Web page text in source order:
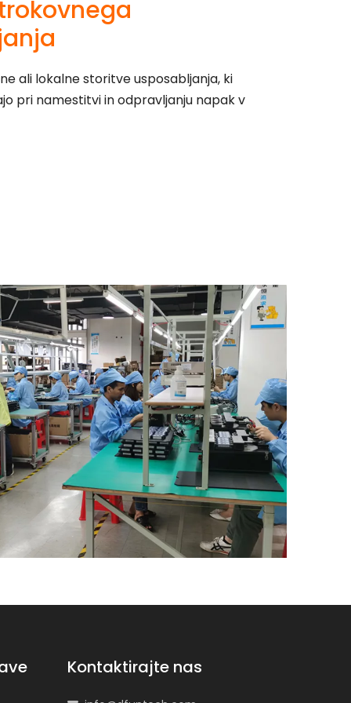
ali lokalne storitve usposabljanja, ki
pri namestitvi in ​​odpravljanju napak v
Kontaktirajte nas